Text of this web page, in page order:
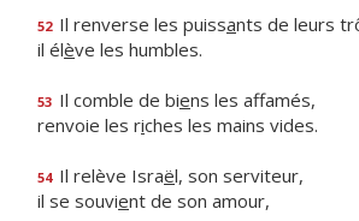
52 Il renverse les puissants de leurs
il élève les humbles.
53 Il comble de biens les affamés,
renvoie les riches les mains vides.
54 Il relève Israël, son serviteur,
il se souvient de son amour,